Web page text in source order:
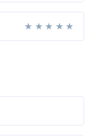
★
★
★
★
★